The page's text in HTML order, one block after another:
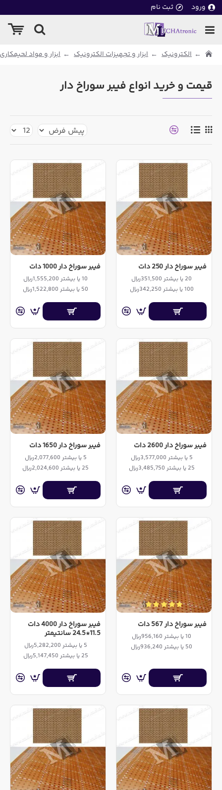
ورود ثبت نام
الکترونیک ابزار و تجهیزات الکترونیک ابزار و مواد لحیمکاری
قیمت و خرید انواع فیبر سوراخ دار
فیبر سوراخ دار 250 دات
20 یا بیشتر 351,500ریال
100 یا بیشتر 342,250ریال
فیبر سوراخ دار 1000 دات
10 یا بیشتر 1,555,200ریال
50 یا بیشتر 1,522,800ریال
فیبر سوراخ دار 2600 دات
5 یا بیشتر 3,577,000ریال
25 یا بیشتر 3,485,750ریال
فیبر سوراخ دار 1650 دات
5 یا بیشتر 2,077,600ریال
25 یا بیشتر 2,024,600ریال
فیبر سوراخ دار 567 دات
10 یا بیشتر 956,160ریال
50 یا بیشتر 936,240ریال
فیبر سوراخ دار 4000 دات
11.5*24.5 سانتیمتر
5 یا بیشتر 5,282,200ریال
25 یا بیشتر 5,147,450ریال